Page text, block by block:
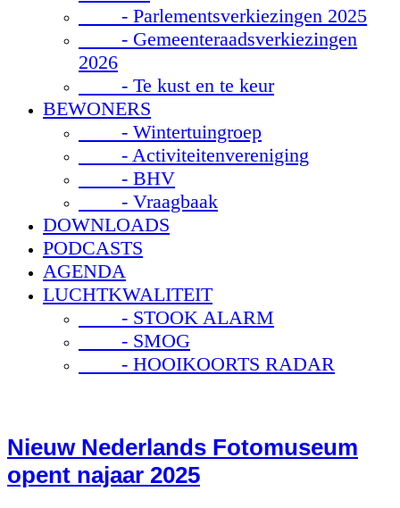
- Parlementsverkiezingen 2025
- Gemeenteraadsverkiezingen
2026
- Te kust en te keur
BEWONERS
- Wintertuingroep
- Activiteitenvereniging
- BHV
- Vraagbaak
DOWNLOADS
PODCASTS
AGENDA
LUCHTKWALITEIT
- STOOK ALARM
- SMOG
- HOOIKOORTS RADAR
Nieuw Nederlands Fotomuseum
opent najaar 2025